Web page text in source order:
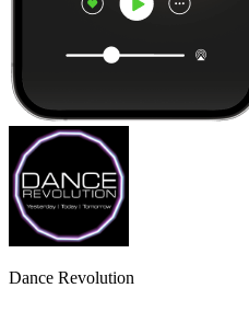
Dance Revolution